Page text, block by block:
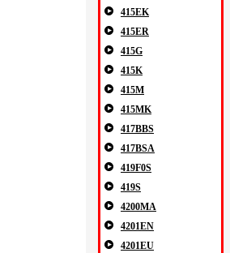
415EK
415ER
415G
415K
415M
415MK
417BBS
417BSA
419F0S
419S
4200MA
4201EN
4201EU